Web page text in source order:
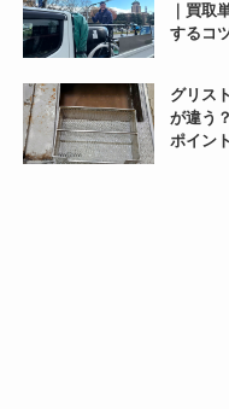
｜買取
するコ
グリス
が違う
ポイン